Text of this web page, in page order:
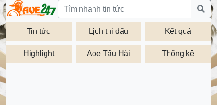
Tin tức Lịch thi đấu Kết quả
Highlight Aoe Tấu Hài Thống kê